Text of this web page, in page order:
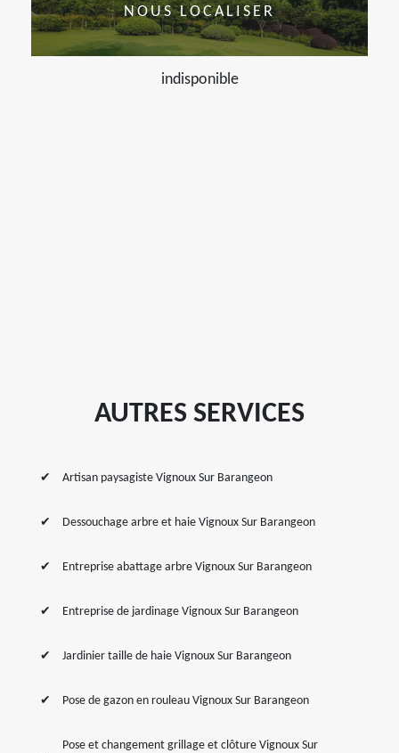
NOUS LOCALISER
indisponible
AUTRES SERVICES
Artisan paysagiste Vignoux Sur Barangeon
Dessouchage arbre et haie Vignoux Sur Barangeon
Entreprise abattage arbre Vignoux Sur Barangeon
Entreprise de jardinage Vignoux Sur Barangeon
Jardinier taille de haie Vignoux Sur Barangeon
Pose de gazon en rouleau Vignoux Sur Barangeon
Pose et changement grillage et clôture Vignoux Sur